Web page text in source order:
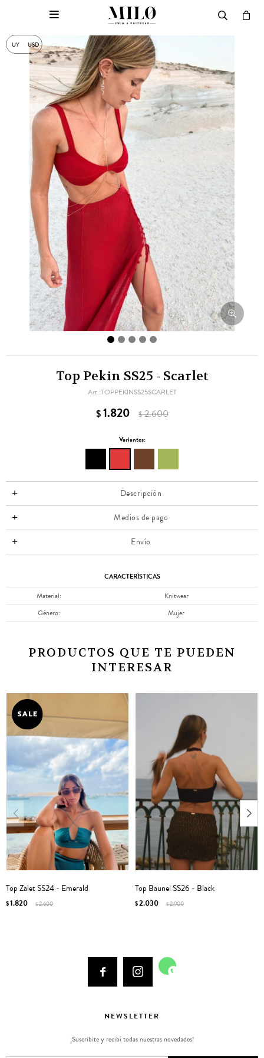
UY USD

Top Pekin SS25 - Scarlet
TOPPEKINSS25SCARLET
$1.820 $2.600
Variantes:
Descripción
Medios de pago
Envío
CARACTERÍSTICAS
Material
Knitwear
Género
Mujer
PRODUCTOS QUE TE PUEDEN
INTERESAR
Top Zalet SS24 - Emerald
$1.820 $2.600
Top Baunei SS26 - Black
$2.030 $2.900
  
NEWSLETTER
¡Suscribite y recibí todas nuestras novedades!